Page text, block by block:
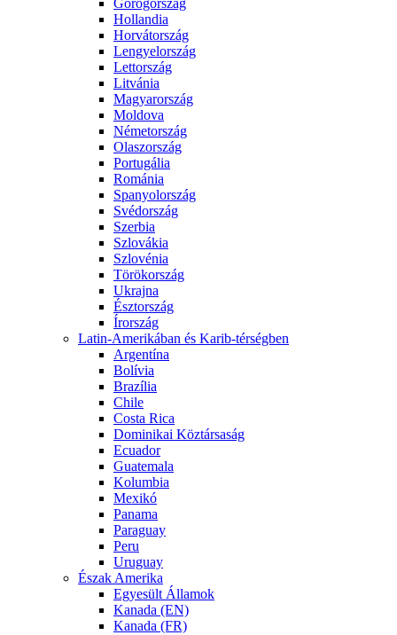
Görögország
Hollandia
Horvátország
Lengyelország
Lettország
Litvánia
Magyarország
Moldova
Németország
Olaszország
Portugália
Románia
Spanyolország
Svédország
Szerbia
Szlovákia
Szlovénia
Törökország
Ukrajna
Észtország
Írország
Latin-Amerikában és Karib-térségben
Argentína
Bolívia
Brazília
Chile
Costa Rica
Dominikai Köztársaság
Ecuador
Guatemala
Kolumbia
Mexikó
Panama
Paraguay
Peru
Uruguay
Észak Amerika
Egyesült Államok
Kanada (EN)
Kanada (FR)